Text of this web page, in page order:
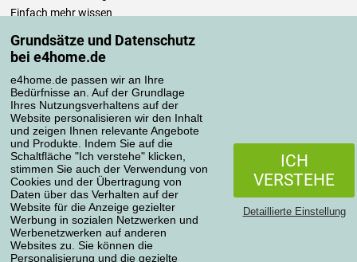
Grundsätze und Datenschutz
bei e4home.de
e4home.de passen wir an Ihre
Bedürfnisse an. Auf der Grundlage
Ihres Nutzungsverhaltens auf der
Website personalisieren wir den Inhalt
und zeigen Ihnen relevante Angebote
und Produkte. Indem Sie auf die
Schaltfläche "Ich verstehe" klicken,
stimmen Sie auch der Verwendung von
Cookies und der Übertragung von
Daten über das Verhalten auf der
Website für die Anzeige gezielter
Werbung in sozialen Netzwerken und
Werbenetzwerken auf anderen
Websites zu. Sie können die
Personalisierung und die gezielte
ICH
VERSTEHE
Detaillierte Einstellung
Einfach mehr wissen
Transportarten
Zahlungsmethoden
Zuverlässiger Shop